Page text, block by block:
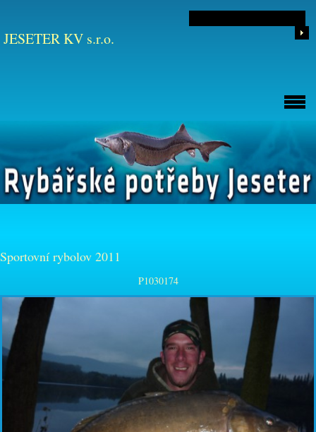
JESETER KV s.r.o.
Sportovní rybolov 2011
P1030174